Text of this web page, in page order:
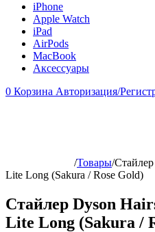
iPhone
Apple Watch
iPad
AirPods
MacBook
Аксессуары
0 Корзина Авторизация/
/Товары/
Lite Long (Sakura / Rose Gold)
Стайлер Dyson
Lite Long (Sakura /